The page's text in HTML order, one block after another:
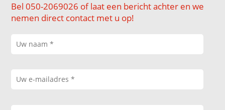
Bel 050-2069026 of laat een bericht achter en we
nemen direct contact met u op!